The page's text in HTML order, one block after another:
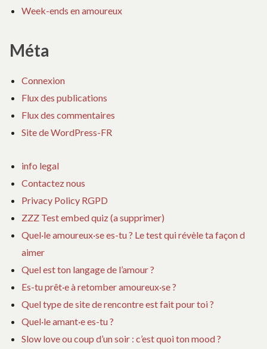
Week-ends en amoureux
Méta
Connexion
Flux des publications
Flux des commentaires
Site de WordPress-FR
info legal
Contactez nous
Privacy Policy RGPD
ZZZ Test embed quiz (a supprimer)
Quel·le amoureux·se es-tu ? Le test qui révèle ta façon d
aimer
Quel est ton langage de l’amour ?
Es-tu prêt·e à retomber amoureux·se ?
Quel type de site de rencontre est fait pour toi ?
Quel·le amant·e es-tu ?
Slow love ou coup d’un soir : c’est quoi ton mood ?